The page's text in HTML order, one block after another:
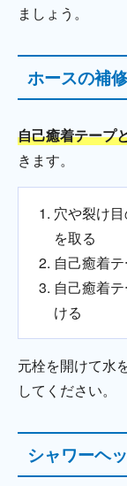
ましょう。
ホースの補修
自己癒着テープ
きます。
穴や裂け
を取る
自己癒着
自己癒着
ける
元栓を開けて水
してください。
シャワーヘ